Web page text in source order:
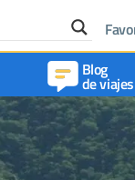
Blog
de viajes